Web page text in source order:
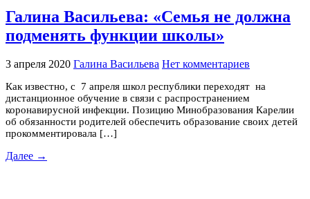
Галина Васильева: «Семья не должна
подменять функции школы»
3 апреля 2020 Галина Васильева Нет комментариев
Как известно, с 7 апреля школ республики переходят на
дистанционное обучение в связи с распространением
коронавирусной инфекции. Позицию Минобразования Карелии
об обязанности родителей обеспечить образование своих детей
прокомментировала […]
Далее →